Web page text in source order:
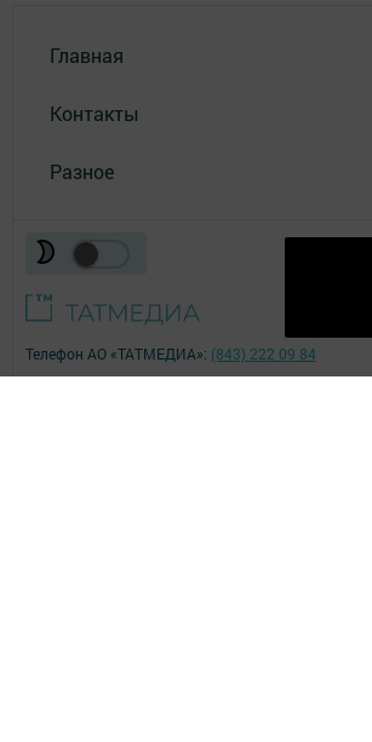
Главная
Контакты
Разное
Телефон АО «ТАТМЕДИА»: (843) 222 09 84